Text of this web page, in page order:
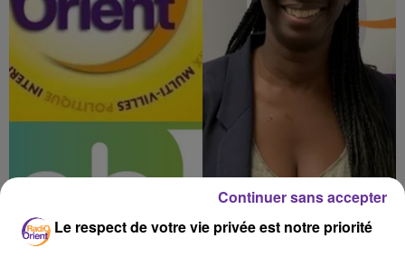
Le respect de votre vie privée est notre priorité
Continuer sans accepter